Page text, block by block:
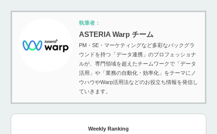
執筆者：
ASTERIA Warp チーム
PM・SE・マーケティングなど多彩なバックグラ
ウンドを持つ「データ連携」のプロフェッショナ
ルが、専門領域を超えたチームワークで「データ
活用」や「業務の自動化・効率化」をテーマにノ
ウハウやWarp活用法などのお役立ち情報を発信し
ていきます。
Weekly Ranking